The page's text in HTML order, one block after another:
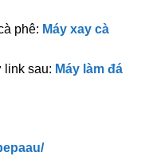
phê: Máy xay cà
link sau: Máy làm đá